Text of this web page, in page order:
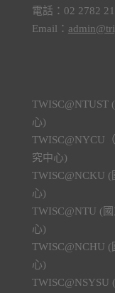
電話：02 2782
Email：
TWISC@NTUST
心)
TWISC@NYCU
究中心)
TWISC@NCKU
心)
TWISC@NTU (
心)
TWISC@NCHU
心)